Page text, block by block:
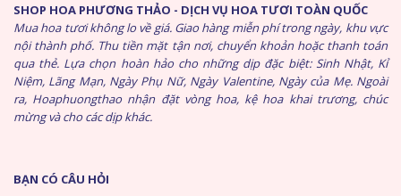
SHOP HOA PHƯƠNG THẢO - DỊCH VỤ HOA TƯƠI TOÀN QUỐC
Mua hoa tươi không lo về giá. Giao hàng miễn phí trong ngày, khu vực
nội thành phố. Thu tiền mặt tận nơi, chuyển khoản hoặc thanh toán
qua thẻ. Lựa chọn hoàn hảo cho những dịp đặc biệt: Sinh Nhật, Kỉ
Niệm, Lãng Mạn, Ngày Phụ Nữ, Ngày Valentine, Ngày của Mẹ. Ngoài
ra, Hoaphuongthao nhận đặt vòng hoa, kệ hoa khai trương, chúc
mừng và cho các dịp khác.
BẠN CÓ CÂU HỎI